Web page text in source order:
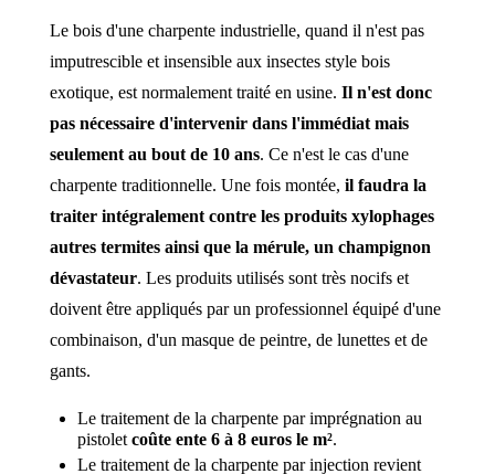
Le bois d'une charpente industrielle, quand il n'est pas
imputrescible et insensible aux insectes style bois
exotique, est normalement traité en usine. Il n'est donc
pas nécessaire d'intervenir dans l'immédiat mais
seulement au bout de 10 ans. Ce n'est le cas d'une
charpente traditionnelle. Une fois montée, il faudra la
traiter intégralement contre les produits xylophages
autres termites ainsi que la mérule, un champignon
dévastateur. Les produits utilisés sont très nocifs et
doivent être appliqués par un professionnel équipé d'une
combinaison, d'un masque de peintre, de lunettes et de
gants.
Le traitement de la charpente par imprégnation au
pistoletcoûte ente 6 à 8 euros le m².
Le traitement de la charpente par injection revient